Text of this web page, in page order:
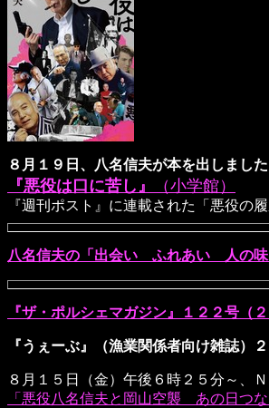
８月１９日、八名信夫が本を出しました
『悪役は口に苦し』 （小学館）
『週刊ポスト』に連載された「悪役の
八名信夫の「出会い ふれあい 人の味
『ザ・ポルシェマガジン』１２２号（
『うぇーぶ』（漁業関係者向け雑誌）
８月１５日（金）午後６時２５分～、
「悪役八名信夫と岡山空襲 あの日つな